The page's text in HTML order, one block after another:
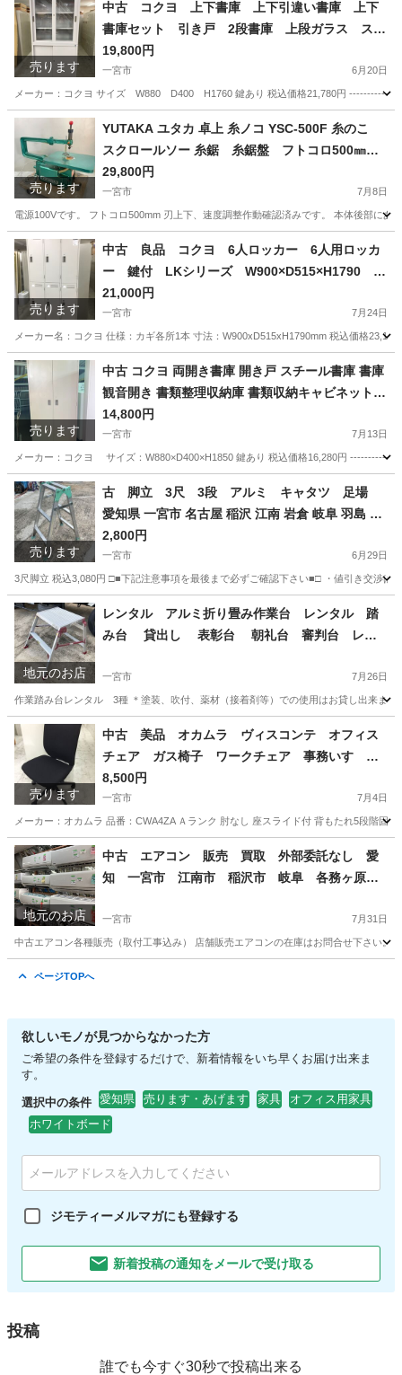
売ります
中古 コクヨ 上下書庫 上下引違い書庫 上下
書庫セット 引き戸 2段書庫 上段ガラス スチ
ールキャビネット 書類棚 鍵付 愛知県 一宮市
名古屋 稲沢 江南 岩倉 岐阜 羽島 各務ヶ原 三重 愛
知 グッドプライス一宮
19,800円
一宮市 6月20日
メーカー：コクヨ サイズ W880 D400 H1760 鍵あり 税込価格21,780円
愛知 一宮市 オフィス用家具
売ります
YUTAKA ユタカ 卓上 糸ノコ YSC-500F 糸のこ
スクロールソー 糸鋸 糸鋸盤 フトコロ500㎜
愛知県 一宮市 名古屋 稲沢 江南 岩倉 岐阜 羽島 各
務ヶ原 三重 愛知 グッドプライス一宮
29,800円
一宮市 7月8日
電源100Vです。 フトコロ500mm 刃上下、速度調整作動確認済みです。 本体後部に
愛知 一宮市 その他
売ります
中古 良品 コクヨ 6人ロッカー 6人用ロッカ
ー 鍵付 LKシリーズ W900×D515×H1790 愛
知県 一宮市 名古屋市 稲沢市 江南市 岩倉市 岐阜
羽島市 各務ヶ原市 岐阜市 三重県 愛知 グッドプラ
イス一宮
21,000円
一宮市 7月24日
メーカー名：コクヨ 仕様：カギ各所1本 寸法：W900xD515xH1790mm 税込価格
愛知 一宮市 オフィス用家具 コクヨ
売ります
中古 コクヨ 両開き書庫 開き戸 スチール書庫 書庫
観音開き 書類整理収納庫 書類収納キャビネット 5
段 鍵付 W880×D400×H1850 KOKUYO 愛知 岐
阜 三重 一宮市 グッドプライス一宮
14,800円
一宮市 7月13日
メーカー：コクヨ サイズ：W880×D400×H1850 鍵あり 税込価格16,280円
愛知 一宮市 オフィス用家具
売ります
古 脚立 3尺 3段 アルミ キャタツ 足場
愛知県 一宮市 名古屋 稲沢 江南 岩倉 岐阜 羽島 各
務ヶ原 三重 愛知 グッドプライス一宮
2,800円
一宮市 6月29日
3尺脚立 税込3,080円 □■下記注意事項を最後まで必ずご確認下さい■□ ・値引き交渉
愛知 一宮市 その他
地元のお店
レンタル アルミ折り畳み作業台 レンタル 踏
み台 貸出し 表彰台 朝礼台 審判台 レン
3種 愛知 岐阜 一宮市 グッドプライス一宮
一宮市 7月26日
作業踏み台レンタル 3種 ＊塗装、吹付、薬材（接着剤等）での使用はお貸し出来
愛知 一宮市 その他
売ります
中古 美品 オカムラ ヴィスコンテ オフィス
チェア ガス椅子 ワークチェア 事務いす デ
スクチェア 高機能チェア OAチェア 肘なし
座スライド付 背もたれ5段階固定 愛知 一宮
市 江南市 稲沢市 岩倉市 名古屋 岐阜 各
務ヶ原 羽島 三重 グッドプライス一宮
8,500円
一宮市 7月4日
メーカー：オカムラ 品番：CWA4ZA Ａランク 肘なし 座スライド付 背もたれ5段階
愛知 一宮市 オフィス用家具 オカムラ
地元のお店
中古 エアコン 販売 買取 外部委託なし 愛
知 一宮市 江南市 稲沢市 岐阜 各務ヶ原
一宮市 7月31日
中古エアコン各種販売（取付工事込み） 店舗販売エアコンの在庫はお問合せ下さい
ページTOPへ
欲しいモノが見つからなかった方
ご希望の条件を登録するだけで、新着情報をいち早くお届け出来ま
す。
選択中の条件 愛知県 売ります・あげます 家具
オフィス用家具
ホワイトボード
ジモティーメルマガにも登録する
新着投稿の通知をメールで受け取る
投稿
誰でも今すぐ30秒で投稿出来る